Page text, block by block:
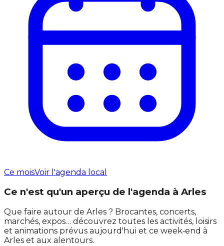
Ce moisVoir l'agenda local
Ce n'est qu'un aperçu de l'agenda à Arles
Que faire autour de Arles ? Brocantes, concerts,
marchés, expos… découvrez toutes les activités, loisirs
et animations prévus aujourd'hui et ce week‑end à
Arles et aux alentours.